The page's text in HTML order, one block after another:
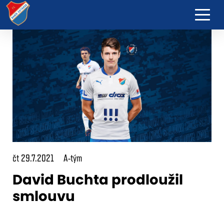
čt 29.7.2021 A-tým
David Buchta prodloužil
smlouvu